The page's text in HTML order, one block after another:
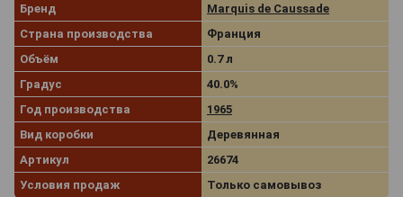
Бренд
Marquis de Caussade
Страна производства
Франция
Объём
0.7 л
Градус
40.0%
Год производства
1965
Вид коробки
Деревянная
Артикул
26674
Условия продаж
Только самовывоз